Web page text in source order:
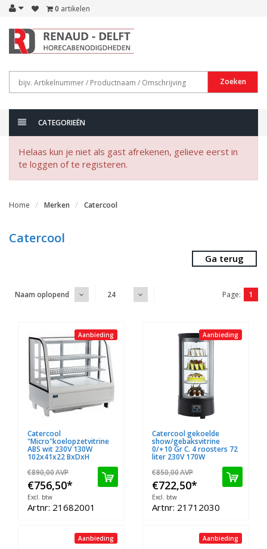
0 artikelen
Zoeken
CATEGORIEËN
Helaas kun je niet als gast afrekenen, gelieve eerst in
te loggen of te registeren.
Home Merken Catercool
Catercool
Ga terug
Naam oplopend 24 Page: 1
Aanbieding
Catercool
"Micro"koelopzetvitrine
ABS wit 230V 130W
102x41x22 BxDxH
€890,00AVP
€756,50*
Excl. btw
Artnr: 21682001
Aanbieding
Catercool gekoelde
show/gebaksvitrine
0/+10 Gr C. 4 roosters 72
liter 230V 170W
€850,00AVP
€722,50*
Excl. btw
Artnr: 21712030
Aanbieding Aanbieding